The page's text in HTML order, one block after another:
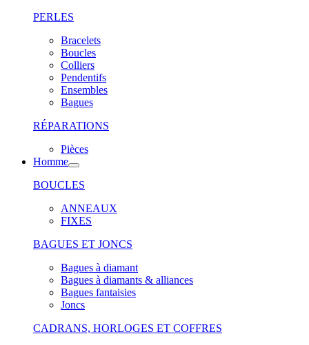
PERLES
Bracelets
Boucles
Colliers
Pendentifs
Ensembles
Bagues
RÉPARATIONS
Pièces
Homme
BOUCLES
ANNEAUX
FIXES
BAGUES ET JONCS
Bagues à diamant
Bagues à diamants & alliances
Bagues fantaisies
Joncs
CADRANS, HORLOGES ET COFFRES